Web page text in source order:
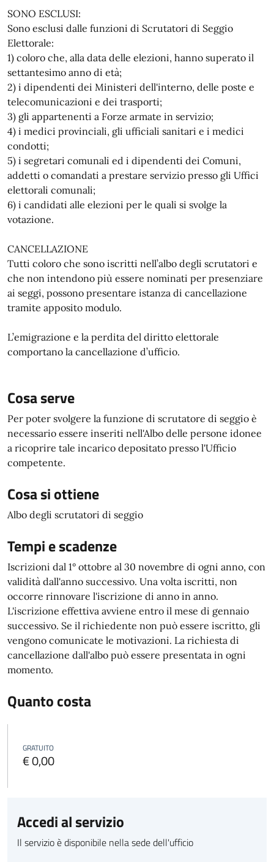
SONO ESCLUSI:
Sono esclusi dalle funzioni di Scrutatori di Seggio
Elettorale:
1) coloro che, alla data delle elezioni, hanno superato il
settantesimo anno di età;
2) i dipendenti dei Ministeri dell'interno, delle poste e
telecomunicazioni e dei trasporti;
3) gli appartenenti a Forze armate in servizio;
4) i medici provinciali, gli ufficiali sanitari e i medici
condotti;
5) i segretari comunali ed i dipendenti dei Comuni,
addetti o comandati a prestare servizio presso gli Uffici
elettorali comunali;
6) i candidati alle elezioni per le quali si svolge la
votazione.
CANCELLAZIONE
Tutti coloro che sono iscritti nell’albo degli scrutatori e
che non intendono più essere nominati per presenziare
ai seggi, possono presentare istanza di cancellazione
tramite apposito modulo.
L’emigrazione e la perdita del diritto elettorale
comportano la cancellazione d’ufficio.
Cosa serve
Per poter svolgere la funzione di scrutatore di seggio è
necessario essere inseriti nell'Albo delle persone idonee
a ricoprire tale incarico depositato presso l'Ufficio
competente.
Cosa si ottiene
Albo degli scrutatori di seggio
Tempi e scadenze
Iscrizioni dal 1° ottobre al 30 novembre di ogni anno, con
validità dall'anno successivo. Una volta iscritti, non
occorre rinnovare l'iscrizione di anno in anno.
L'iscrizione effettiva avviene entro il mese di gennaio
successivo. Se il richiedente non può essere iscritto, gli
vengono comunicate le motivazioni. La richiesta di
cancellazione dall'albo può essere presentata in ogni
momento.
Quanto costa
GRATUITO
€ 0,00
Accedi al servizio
Il servizio è disponibile nella sede dell'ufficio